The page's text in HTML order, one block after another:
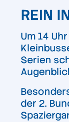
REIN
Um 14
Serien
der 2.